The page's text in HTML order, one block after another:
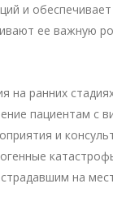
и
ее важную
на ранних
пациентам
и
на